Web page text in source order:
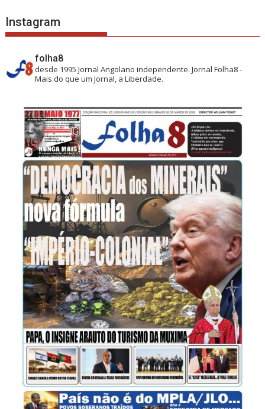
Instagram
folha8
desde 1995 Jornal Angolano independente.Jornal Folha8 -
Mais do que um Jornal, a Liberdade.